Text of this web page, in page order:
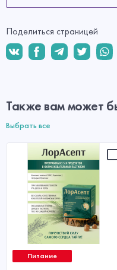
Поделиться страницей
Также вам может
Выбрать все
Питание